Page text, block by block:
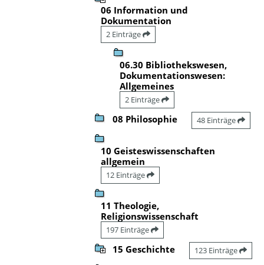
06 Information und
Dokumentation
2 Einträge
06.30 Bibliothekswesen,
Dokumentationswesen:
Allgemeines
2 Einträge
08 Philosophie 48 Einträge
10 Geisteswissenschaften
allgemein
12 Einträge
11 Theologie,
Religionswissenschaft
197 Einträge
15 Geschichte 123 Einträge